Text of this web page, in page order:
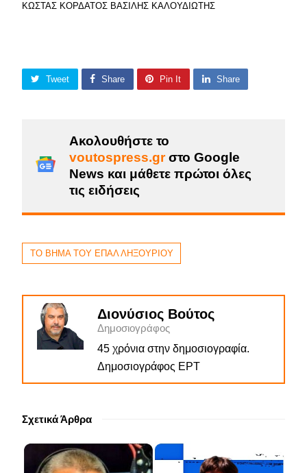
ΚΩΣΤΑΣ ΚΟΡΔΑΤΟΣ ΒΑΣΙΛΗΣ ΚΑΛΟΥΔΙΩΤΗΣ
Tweet Share Pin It Share
Ακολουθήστε το
voutospress.grστο Google
News και μάθετε πρώτοι όλες
τις ειδήσεις
ΤΟ ΒΗΜΑ ΤΟΥ ΕΠΑΛ ΛΗΞΟΥΡΙΟΥ
Διονύσιος Βούτος
Δημοσιογράφος
45 χρόνια στην δημοσιογραφία.
Δημοσιογράφος ΕΡΤ
Σχετικά Άρθρα